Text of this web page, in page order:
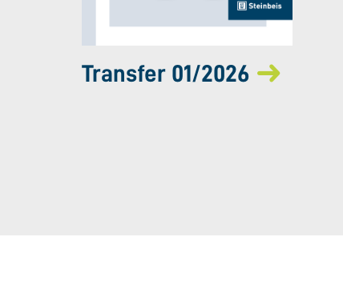
Transfer 01/2026